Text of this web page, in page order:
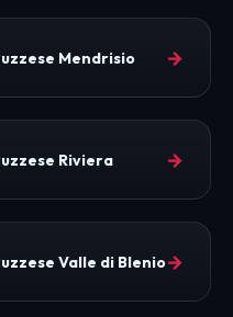
Mendrisio →
Riviera →
Valle di Blenio→